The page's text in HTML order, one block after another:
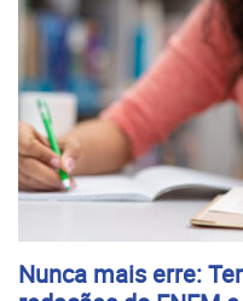
Nunca mais erre: